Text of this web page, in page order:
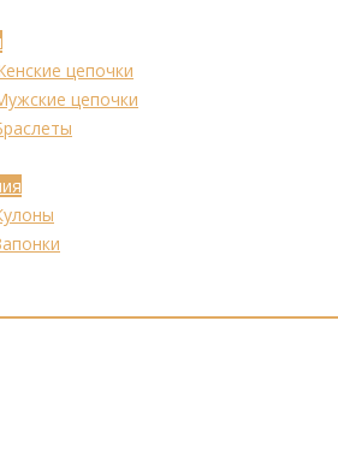
цепочки
цепочки